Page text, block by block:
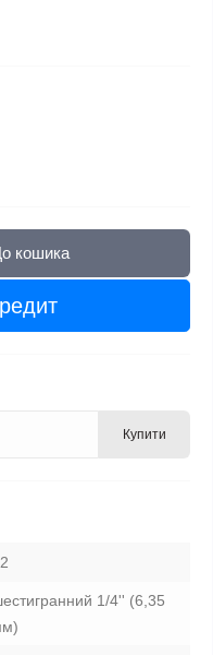
кошика
Купити
1/4'' (6,35